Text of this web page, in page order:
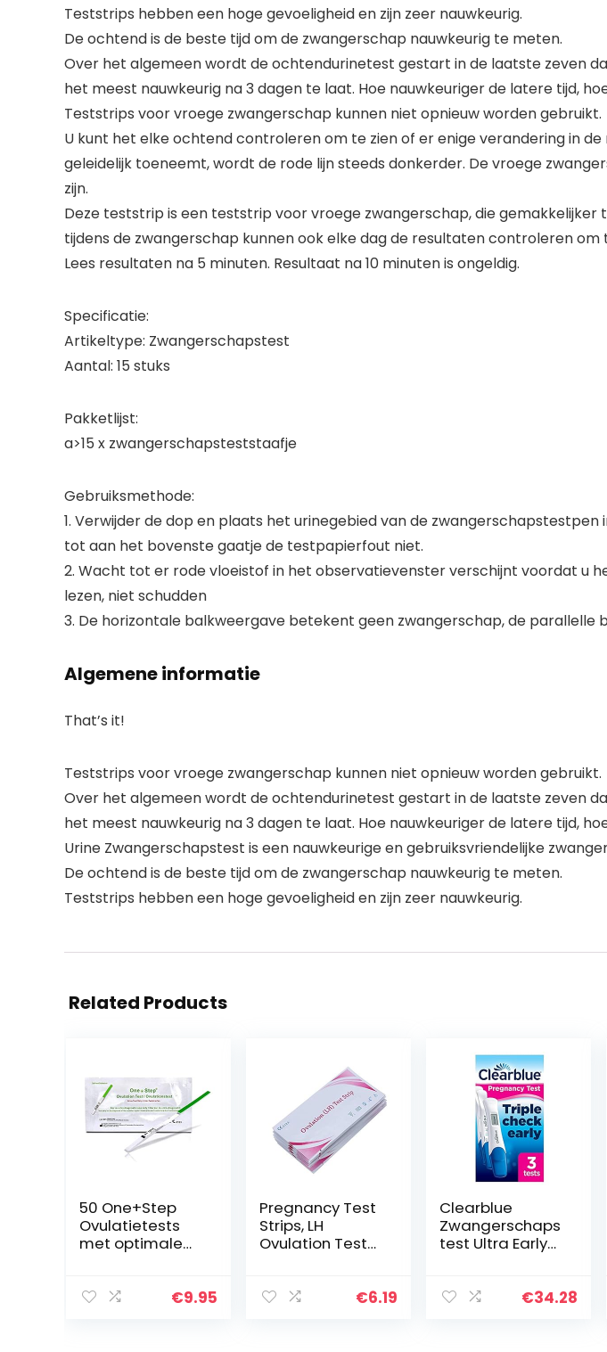
Teststrips hebben een hoge gevoeligheid en zijn zeer nauwkeurig.
De ochtend is de beste tijd om de zwangerschap nauwkeurig te meten.
Over het algemeen wordt de ochtendurinetest gestart in de laatste zeven
het meest nauwkeurig na 3 dagen te laat. Hoe nauwkeuriger de latere tijd,
Teststrips voor vroege zwangerschap kunnen niet opnieuw worden gebruikt.
U kunt het elke ochtend controleren om te zien of er enige verandering in
geleidelijk toeneemt, wordt de rode lijn steeds donkerder. De vroege
zijn.
Deze teststrip is een teststrip voor vroege zwangerschap, die
tijdens de zwangerschap kunnen ook elke dag de resultaten controleren om
Lees resultaten na 5 minuten. Resultaat na 10 minuten is ongeldig.
Specificatie:
Artikeltype: Zwangerschapstest
Aantal: 15 stuks
Pakketlijst:
a>15 x zwangerschapsteststaafje
Gebruiksmethode:
1. Verwijder de dop en plaats het urinegebied van de
tot aan het bovenste gaatje de testpapierfout niet.
2. Wacht tot er rode vloeistof in het observatievenster verschijnt voordat u
lezen, niet schudden
3. De horizontale balkweergave betekent geen zwangerschap, de
Algemene informatie
That’s it!
Teststrips voor vroege zwangerschap kunnen niet opnieuw worden gebruikt.
Over het algemeen wordt de ochtendurinetest gestart in de laatste zeven
het meest nauwkeurig na 3 dagen te laat. Hoe nauwkeuriger de latere tijd,
Urine Zwangerschapstest is een nauwkeurige en gebruiksvriendelijke
De ochtend is de beste tijd om de zwangerschap nauwkeurig te meten.
Teststrips hebben een hoge gevoeligheid en zijn zeer nauwkeurig.
Related Products
50 One+Step
Ovulatietests
met optimale
€9.95
Pregnancy Test
Strips, LH
Ovulation Test-
Women Early €6.19
Clearblue
Zwangerschaps
test Ultra Early
€34.28